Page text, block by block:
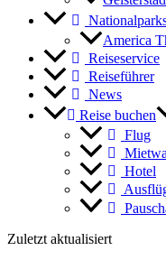
America
Reiseservice
Reiseführer
News
Reise buchen
Flug
Hotel
Zuletzt aktualisiert